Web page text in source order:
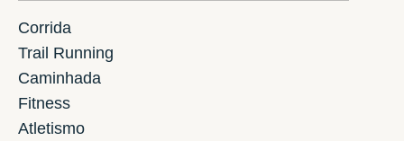
Corrida
Trail Running
Caminhada
Fitness
Atletismo